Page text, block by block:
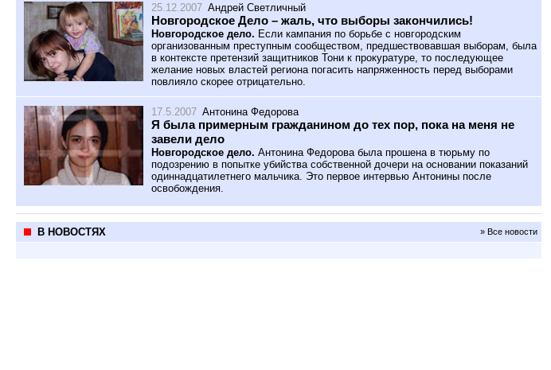
25.12.2007 Андрей Светличный
Новгородское Дело – жаль, что выборы закончились!
Новгородское дело. Если кампания по борьбе с новгородским
организованным преступным сообществом, предшествовавшая выборам, была
в контексте претензий защитников Тони к прокуратуре, то последующее
желание новых властей региона погасить напряженность перед выборами
повлияло скорее отрицательно.
17.5.2007 Антонина Федорова
Я была примерным гражданином до тех пор, пока на меня не
завели дело
Новгородское дело. Антонина Федорова была прошена в тюрьму по
подозрению в попытке убийства собственной дочери на основании показаний
одиннадцатилетнего мальчика. Это первое интервью Антонины после
освобождения.
В НОВОСТЯХ » Все новости